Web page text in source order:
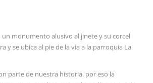
monumento alusivo al jinete y su corcel
y se ubica al pie de la vía a la parroquia La
parte de nuestra historia, por eso la